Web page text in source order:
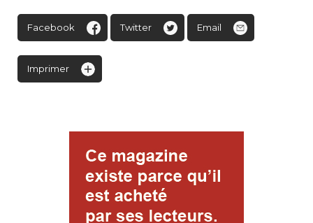
Facebook Twitter Email
Imprimer